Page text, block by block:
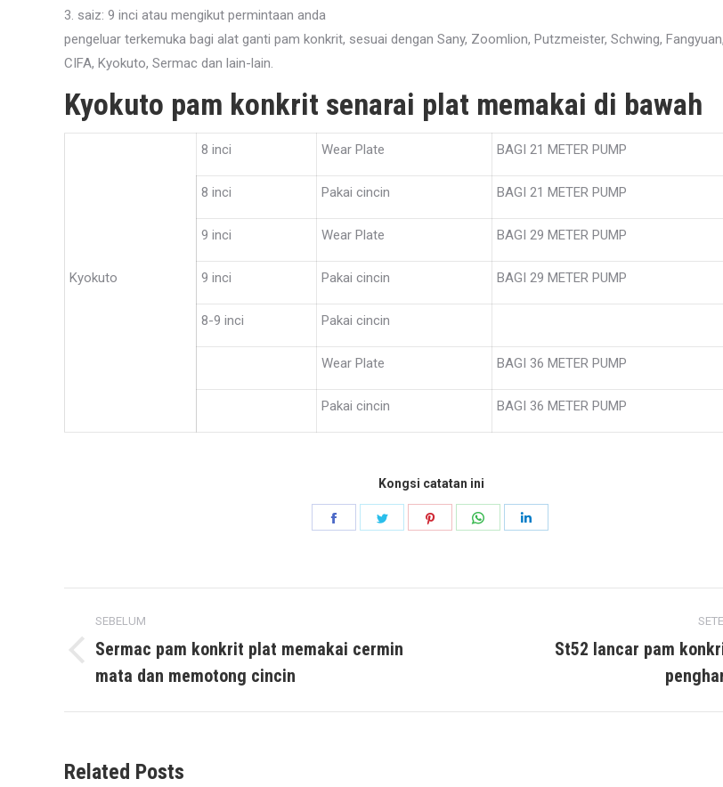
3. saiz: 9 inci atau mengikut permintaan anda
pengeluar terkemuka bagi alat ganti pam konkrit, sesuai dengan Sany, Zoomlion, Putzmeister, Schwing,
CIFA, Kyokuto, Sermac dan lain-lain.
Kyokuto pam konkrit senarai plat memakai di bawah
Kyokuto
8 inci Wear Plate BAGI 21 METER PUMP
8 inci Pakai cincin BAGI 21 METER PUMP
9 inci Wear Plate BAGI 29 METER PUMP
9 inci Pakai cincin BAGI 29 METER PUMP
8-9 inci Pakai cincin
Wear Plate BAGI 36 METER PUMP
Pakai cincin BAGI 36 METER PUMP
Kongsi catatan ini
KongsikanKongsikanKongsikanKongsikan
navigation
SEBELUM
Previous
post:
Sermac pam konkrit plat memakai cermin
mata dan memotong cincin
St52 lancar pam
Related Posts